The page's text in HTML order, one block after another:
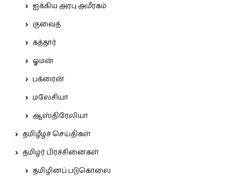
ஐக்கிய அரபு அமீரகம்
குவைத்
கத்தார்
ஓமன்
பக்ரைன்
மலேசியா
ஆஸ்திரேலியா
தமிழீழச் செய்திகள்
தமிழர் பிரச்சினைகள்
தமிழினப் படுகொலை